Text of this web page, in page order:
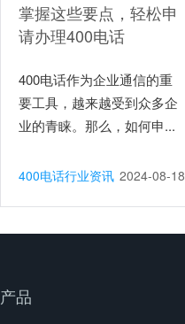
掌握这些要点，轻松申
请办理400电话
400电话作为企业通信的重
要工具，越来越受到众多企
业的青睐。那么，如何申...
400电话行业资讯 2024-08-18
产品